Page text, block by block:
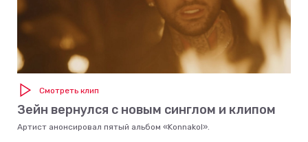
Смотреть клип
Зейн вернулся с новым синглом и клипом
Артист анонсировал пятый альбом «Konnakol».